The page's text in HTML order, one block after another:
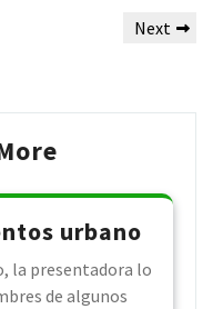
Next
Next
urbano
la presentadora lo
de algunos